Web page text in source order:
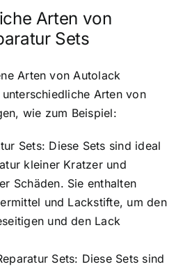
Arten von
Sets
Arten von Autolack
Arten von
wie zum Beispiel:
Sets: Diese Sets sind ideal
kleiner Kratzer und
Schäden. Sie enthalten
und Lackstifte, um den
und den Lack
Sets: Diese Sets sind